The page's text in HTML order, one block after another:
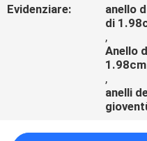
Evidenziare:
anello
di
,
Anello
1.98cm
,
anelli